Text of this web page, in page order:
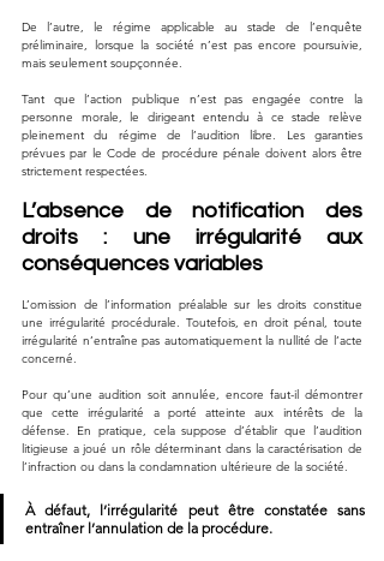
De l’autre, le régime applicable au stade de l’enquête
préliminaire, lorsque la société n’est pas encore poursuivie,
mais seulement soupçonnée.
Tant que l’action publique n’est pas engagée contre la
personne morale, le dirigeant entendu à ce stade relève
pleinement du régime de l’audition libre. Les garanties
prévues par le Code de procédure pénale doivent alors être
strictement respectées.
L’absence de notification des
droits : une irrégularité aux
conséquences variables
L’omission de l’information préalable sur les droits constitue
une irrégularité procédurale. Toutefois, en droit pénal, toute
irrégularité n’entraîne pas automatiquement la nullité de l’acte
concerné.
Pour qu’une audition soit annulée, encore faut-il démontrer
que cette irrégularité a porté atteinte aux intérêts de la
défense. En pratique, cela suppose d’établir que l’audition
litigieuse a joué un rôle déterminant dans la caractérisation de
l’infraction ou dans la condamnation ultérieure de la société.
À défaut, l’irrégularité peut être constatée sans
entraîner l’annulation de la procédure.